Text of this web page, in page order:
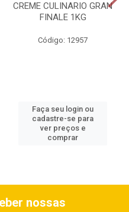
CREME CULINARIO GRAN
FINALE 1KG
Código: 12957
Faça seu login ou
cadastre-se para
ver preços e
comprar
nossas